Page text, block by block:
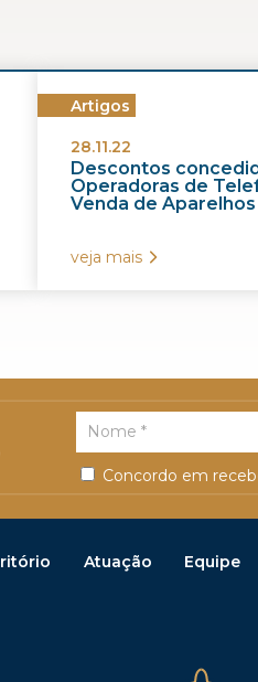
Artigos
28.11.22
Descontos
Operadoras de
Venda de
veja mais
Concordo em
Atuação Equipe